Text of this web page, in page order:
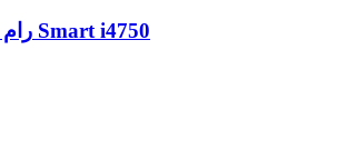
رام فارسی اسمارت Smart i4750